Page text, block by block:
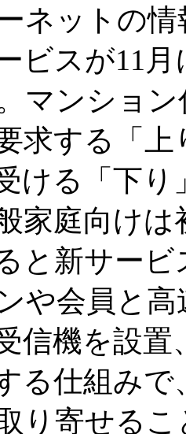
ネットの
ビスが11
マンショ
求する「
ける「下
家庭向け
と新サービ
や会員と
信機を設
る仕組みで
り寄せる